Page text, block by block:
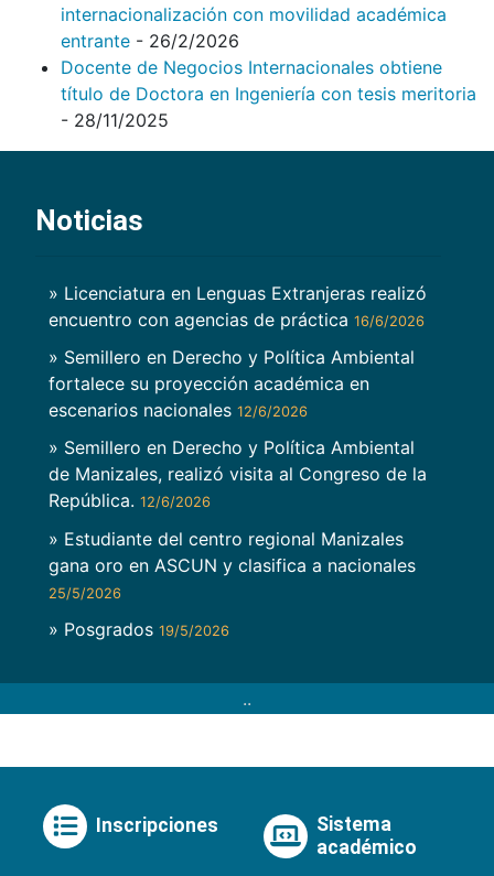
internacionalización con movilidad académica
entrante - 26/2/2026
Docente de Negocios Internacionales obtiene
título de Doctora en Ingeniería con tesis meritoria
- 28/11/2025
Noticias
» Licenciatura en Lenguas Extranjeras realizó
encuentro con agencias de práctica 16/6/2026
» Semillero en Derecho y Política Ambiental
fortalece su proyección académica en
escenarios nacionales 12/6/2026
» Semillero en Derecho y Política Ambiental
de Manizales, realizó visita al Congreso de la
República. 12/6/2026
» Estudiante del centro regional Manizales
gana oro en ASCUN y clasifica a nacionales
25/5/2026
» Posgrados 19/5/2026
..
Inscripciones
Sistema
académico